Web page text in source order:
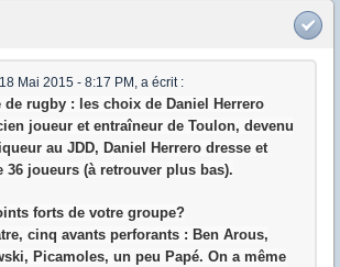
Mai 2015 - 8:17 PM, a écrit :
de rugby : les choix de Daniel Herrero
joueur et entraîneur de Toulon, devenu
au JDD, Daniel Herrero dresse et
36 joueurs (à retrouver plus bas).
forts de votre groupe?
cinq avants perforants : Ben Arous,
Picamoles, un peu Papé. On a même